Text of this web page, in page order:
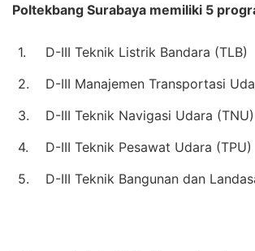
Poltekbang Surabaya memiliki 5
1.
D-III Teknik Listrik Bandara (TLB)
2.
D-III Manajemen Transportasi
3.
D-III Teknik Navigasi Udara (TNU)
4.
D-III Teknik Pesawat Udara (TPU)
5.
D-III Teknik Bangunan dan